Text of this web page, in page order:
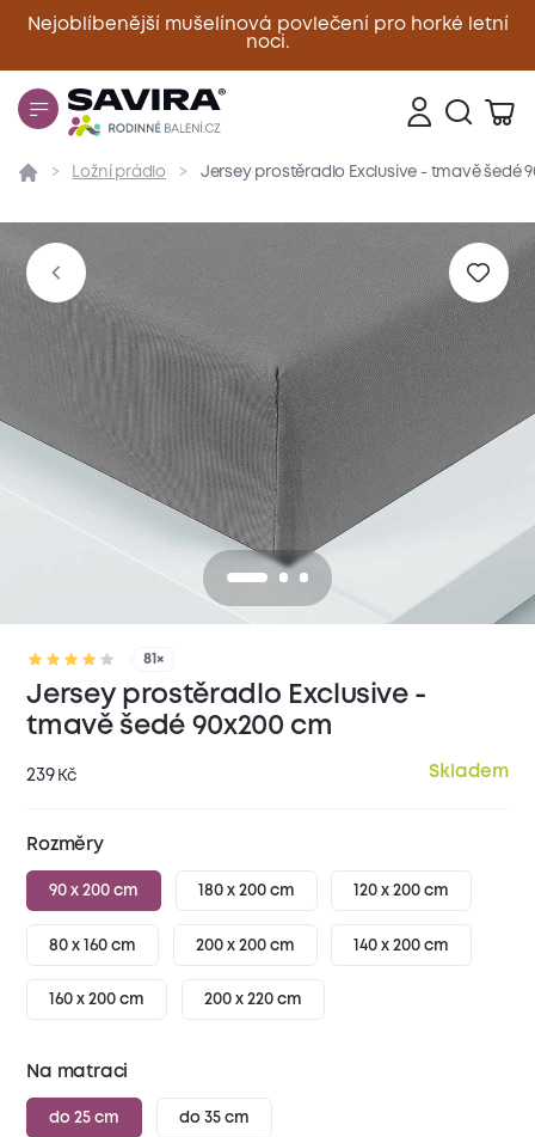
Nejoblíbenější mušelínová povlečení pro horké letní
noci.
Zavřít
Přehled Parametry Popis produktu Materiál
Ložní prádlo Jersey prostěradlo Exclusive - tmavě šedé
81×
Jersey prostěradlo Exclusive -
tmavě šedé 90x200 cm
239 Kč Skladem
Rozměry
90 x 200 cm 180 x 200 cm 120 x 200 cm
80 x 160 cm 200 x 200 cm 140 x 200 cm
160 x 200 cm 200 x 220 cm
Na matraci
do 25 cm do 35 cm